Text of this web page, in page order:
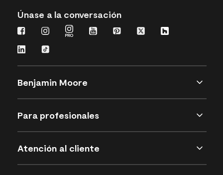
Únase a la conversación
Benjamin Moore
Para profesionales
Atención al cliente